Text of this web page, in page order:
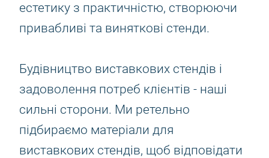
естетику з практичністю, створюючи
привабливі та виняткові стенди.
Будівництво виставкових стендів і
задоволення потреб клієнтів - наші
сильні сторони. Ми ретельно
підбираємо матеріали для
виставкових стендів, щоб відповідати